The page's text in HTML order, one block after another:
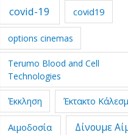
covid-19 covid19
options cinemas
Terumo Blood and Cell
Technologies
Έκκληση Έκτακτο
Αιμοδοσία Δίνουμε